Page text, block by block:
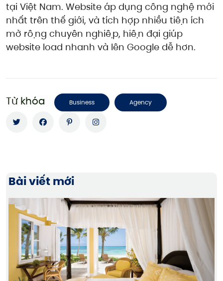
tại Việt Nam. Website áp dụng công nghệ mới
nhất trên thế giới, và tích hợp nhiều tiện ích
mở rộng chuyên nghiệp, hiện đại giúp
website load nhanh và lên Google dễ hơn.
Từ khóa Business Agency
Bài viết mới